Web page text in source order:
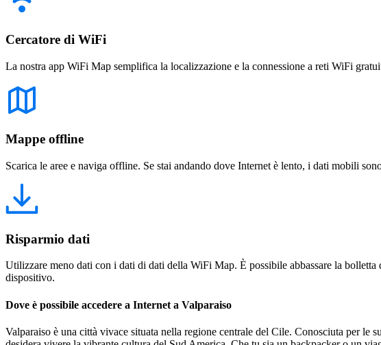
Cercatore di WiFi
La nostra app WiFi Map semplifica la localizzazione e la connessione a reti WiFi
Mappe offline
Scarica le aree e naviga offline. Se stai andando dove Internet è lento, i dati mobili
Risparmio dati
Utilizzare meno dati con i dati di dati della WiFi Map. È possibile abbassare la
dispositivo.
Dove è possibile accedere a Internet a Valparaiso
Valparaiso è una città vivace situata nella regione centrale del Cile. Conosciuta per le